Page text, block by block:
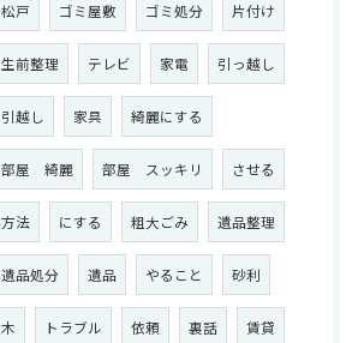
松戸 ゴミ屋敷 ゴミ処分 片付け
生前整理 テレビ 家電 引っ越し
引越し 家具 綺麗にする
部屋 綺麗 部屋 スッキリ させる
方法 にする 粗大ごみ 遺品整理
遺品処分 遺品 やること 砂利
木 トラブル 依頼 裏話 賃貸